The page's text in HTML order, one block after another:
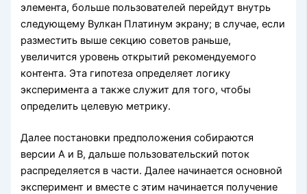
элемента, больше пользователей перейдут внутрь
следующему Вулкан Платинум экрану; в случае, если
разместить выше секцию советов раньше,
увеличится уровень открытий рекомендуемого
контента. Эта гипотеза определяет логику
эксперимента а также служит для того, чтобы
определить целевую метрику.
Далее постановки предположения собираются
версии A и B, дальше пользовательский поток
распределяется в части. Далее начинается основной
эксперимент и вместе с этим начинается получение